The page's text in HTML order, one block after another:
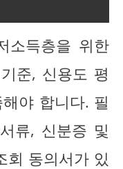
소득층을 위한
준, 신용도 평
야 합니다. 필
류, 신분증 및
회 동의서가 있